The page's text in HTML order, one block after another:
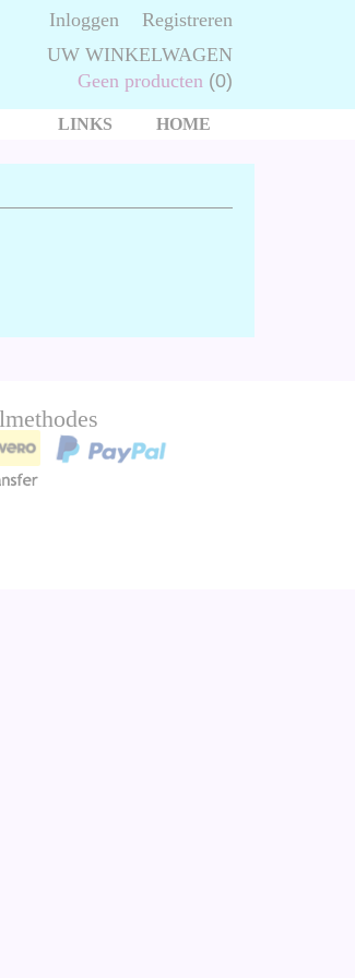
Inloggen
Registreren
UW WINKELWAGEN
Geen producten (0)
HOME
LINKS